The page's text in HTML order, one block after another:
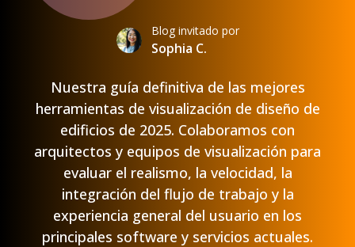
Blog invitado por
Sophia C.
Nuestra guía definitiva de las mejores
herramientas de visualización de diseño de
edificios de 2025. Colaboramos con
arquitectos y equipos de visualización para
evaluar el realismo, la velocidad, la
integración del flujo de trabajo y la
experiencia general del usuario en los
principales software y servicios actuales.